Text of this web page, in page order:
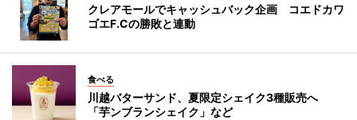
クレアモールでキャッシュバック企画 コエドカワ
ゴエF.Cの勝敗と連動
食べる
川越バターサンド、夏限定シェイク3種販売へ
「芋ンブランシェイク」など